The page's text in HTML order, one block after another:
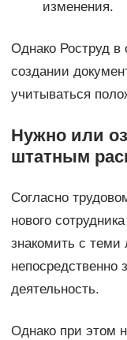
изменения.
Однако Роструд в
создании
учитываться
Нужно или
штатным
Согласно
нового
знакомить с теми
непосредственно
деятельность.
Однако при этом